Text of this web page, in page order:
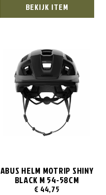
BEKIJK ITEM
ABUS HELM MOTRIP SHINY
BLACK M 54-58CM
€ 44,75